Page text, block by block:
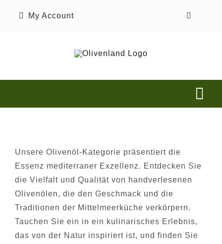
Inhalt
My Account
Unsere Geschichte
Shop
Olivenplantage
Unsere Olivenöl-Kategorie präsentiert die
Essenz mediterraner Exzellenz. Entdecken Sie
die Vielfalt und Qualität von handverlesenen
Olivenölen, die den Geschmack und die
Traditionen der Mittelmeerküche verkörpern.
Tauchen Sie ein in ein kulinarisches Erlebnis,
das von der Natur inspiriert ist, und finden Sie